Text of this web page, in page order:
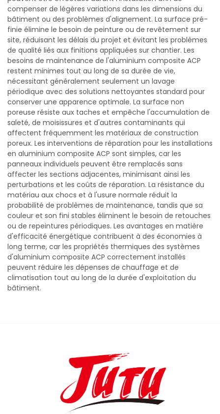
compenser de légères variations dans les dimensions du
bâtiment ou des problèmes d'alignement. La surface pré-
finie élimine le besoin de peinture ou de revêtement sur
site, réduisant les délais du projet et évitant les problèmes
de qualité liés aux finitions appliquées sur chantier. Les
besoins de maintenance de l'aluminium composite ACP
restent minimes tout au long de sa durée de vie,
nécessitant généralement seulement un lavage
périodique avec des solutions nettoyantes standard pour
conserver une apparence optimale. La surface non
poreuse résiste aux taches et empêche l'accumulation de
saleté, de moisissures et d'autres contaminants qui
affectent fréquemment les matériaux de construction
poreux. Les interventions de réparation pour les installations
en aluminium composite ACP sont simples, car les
panneaux individuels peuvent être remplacés sans
affecter les sections adjacentes, minimisant ainsi les
perturbations et les coûts de réparation. La résistance du
matériau aux chocs et à l'usure normale réduit la
probabilité de problèmes de maintenance, tandis que sa
couleur et son fini stables éliminent le besoin de retouches
ou de repeintures périodiques. Les avantages en matière
d'efficacité énergétique contribuent à des économies à
long terme, car les propriétés thermiques des systèmes
d'aluminium composite ACP correctement installés
peuvent réduire les dépenses de chauffage et de
climatisation tout au long de la durée d'exploitation du
bâtiment.